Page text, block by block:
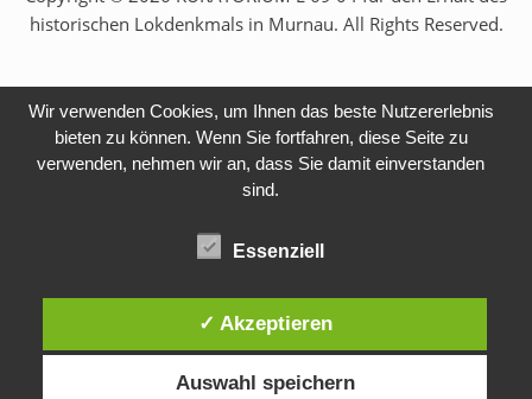
historischen Lokdenkmals in Murnau. All Rights Reserved.
Wir verwenden Cookies, um Ihnen das beste Nutzererlebnis
bieten zu können. Wenn Sie fortfahren, diese Seite zu
verwenden, nehmen wir an, dass Sie damit einverstanden
sind.
Essenziell
✓ Akzeptieren
Auswahl speichern